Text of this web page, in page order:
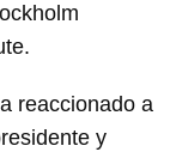
reaccionado a
y